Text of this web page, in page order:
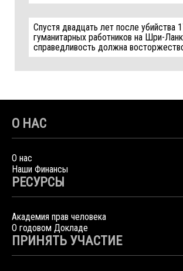
Спустя двадцать лет после убийства
гуманитарных работников на Шри-
справедливость должна
О НАС
О нас
Наши Финансы
РЕСУРСЫ
Академия прав человека
О годовом Докладе
ПРИНЯТЬ УЧАСТИЕ